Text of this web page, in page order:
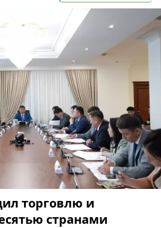
торговлю и
странами